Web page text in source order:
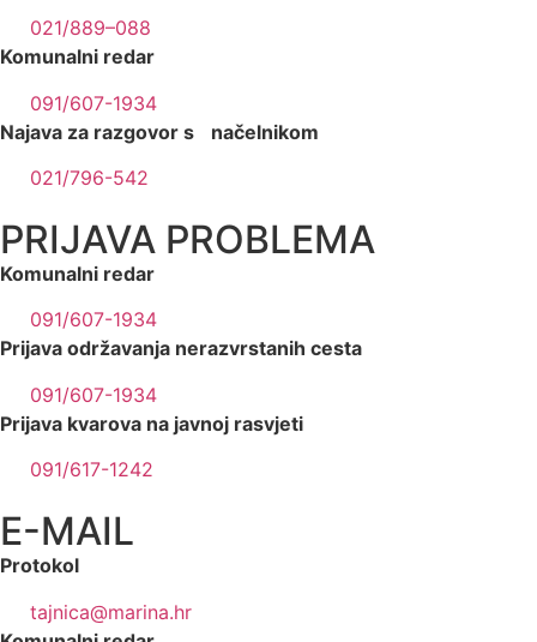
021/889–088
Komunalni redar
091/607-1934
Najava za razgovor s načelnikom
021/796-542
PRIJAVA PROBLEMA
Komunalni redar
091/607-1934
Prijava održavanja nerazvrstanih cesta
091/607-1934
Prijava kvarova na javnoj rasvjeti
091/617-1242
E-MAIL
Protokol
tajnica@marina.hr